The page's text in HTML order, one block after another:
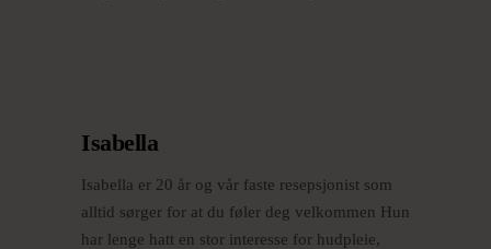
Isabella
Isabella er 20 år og vår faste resepsjonist som
alltid sørger for at du føler deg velkommen Hun
har lenge hatt en stor interesse for hudpleie,